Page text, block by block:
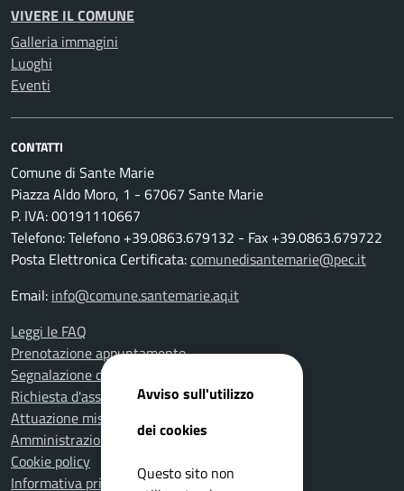
VIVERE IL COMUNE
Galleria immagini
Luoghi
Eventi
CONTATTI
Comune di Sante Marie
Piazza Aldo Moro, 1 - 67067 Sante Marie
P. IVA: 00191110667
Telefono: Telefono +39.0863.679132 - Fax +39.0863.679722
Posta Elettronica Certificata:comunedisantemarie@pec.it
Email: info@comune.santemarie.aq.it
Leggi le FAQ
Prenotazione appuntamento
Segnalazione disservizio
Richiesta d'assistenza
Attuazione misure PNRR
Amministrazione trasparente
Cookie policy
Informativa privacy
Avviso sull'utilizzo
dei cookies
Questo sito non